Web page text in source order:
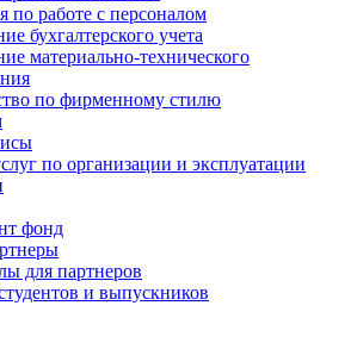
по работе с персоналом
бухгалтерского учета
материально-технического
по фирменному стилю
по организации и эксплуатации
фонд
для партнеров
и выпускников